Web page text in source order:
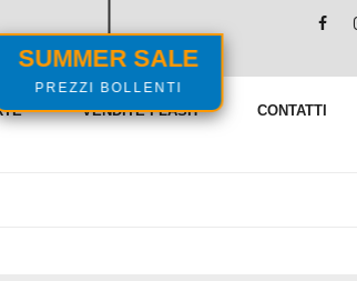
SUMMER SALE
PREZZI BOLLENTI
VENDITE FLASH CONTATTI